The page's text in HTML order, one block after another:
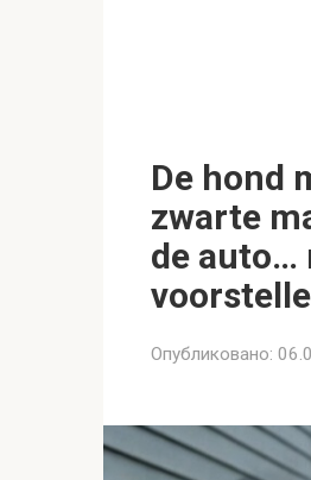
De hond
zwarte
de auto…
Опубликовано: